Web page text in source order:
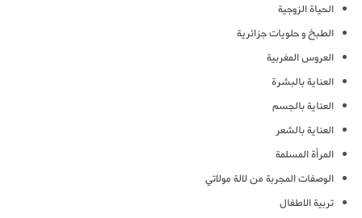
الحياة الزوجية
الطبخ و حلويات جزائرية
العروس المغربية
العناية بالبشرة
العناية بالجسم
العناية بالشعر
المرأة المسلمة
الوصفات المجربة من لالة مولاتي
تربية الاطفال